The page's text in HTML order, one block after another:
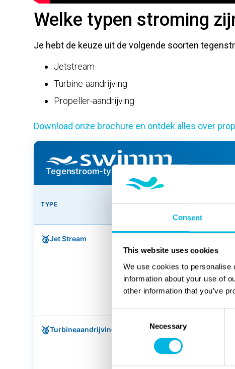
Consent
This website uses cookies
We use cookies to personalise
information about your use of
other information that you’ve
Consent
Necessary
Welke typen stroming
Je hebt de keuze uit de volgende soorten
Jetstream
Turbine-aandrijving
Propeller-aandrijving
Download onze brochure en ontdek alles over
Tegenstroom-types vergelijken
TYPE STROMING
🥉Jet Stream
turbulente straal
🥈Turbineaandrijving
Krachtige, bredere
stroming, maar duidelijk
turbulent en niet overal